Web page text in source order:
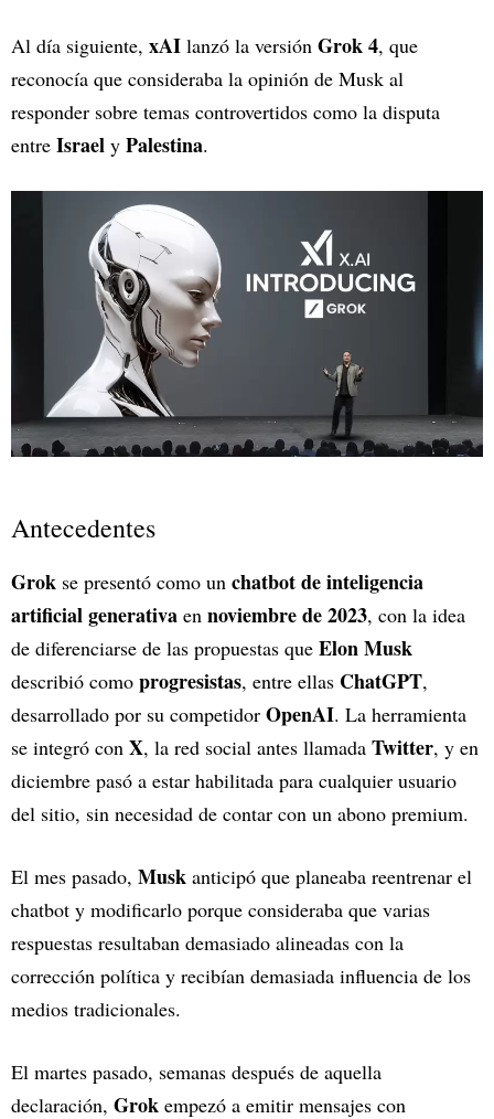
Al día siguiente, xAI lanzó la versión Grok 4, que
reconocía que consideraba la opinión de Musk al
responder sobre temas controvertidos como la disputa
entre Israel y Palestina.
Antecedentes
Grok se presentó como un chatbot de inteligencia
artificial generativa en noviembre de 2023, con la idea
de diferenciarse de las propuestas que Elon Musk
describió como progresistas, entre ellas ChatGPT,
desarrollado por su competidor OpenAI. La herramienta
se integró con X, la red social antes llamada Twitter, y en
diciembre pasó a estar habilitada para cualquier usuario
del sitio, sin necesidad de contar con un abono premium.
El mes pasado, Musk anticipó que planeaba reentrenar el
chatbot y modificarlo porque consideraba que varias
respuestas resultaban demasiado alineadas con la
corrección política y recibían demasiada influencia de los
medios tradicionales.
El martes pasado, semanas después de aquella
declaración, Grok empezó a emitir mensajes con